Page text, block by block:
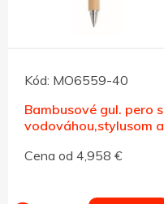
Kód: MO6559-40
Bambusové gul. pero s
vodováhou,stylusom a
Cena od 4,958 €